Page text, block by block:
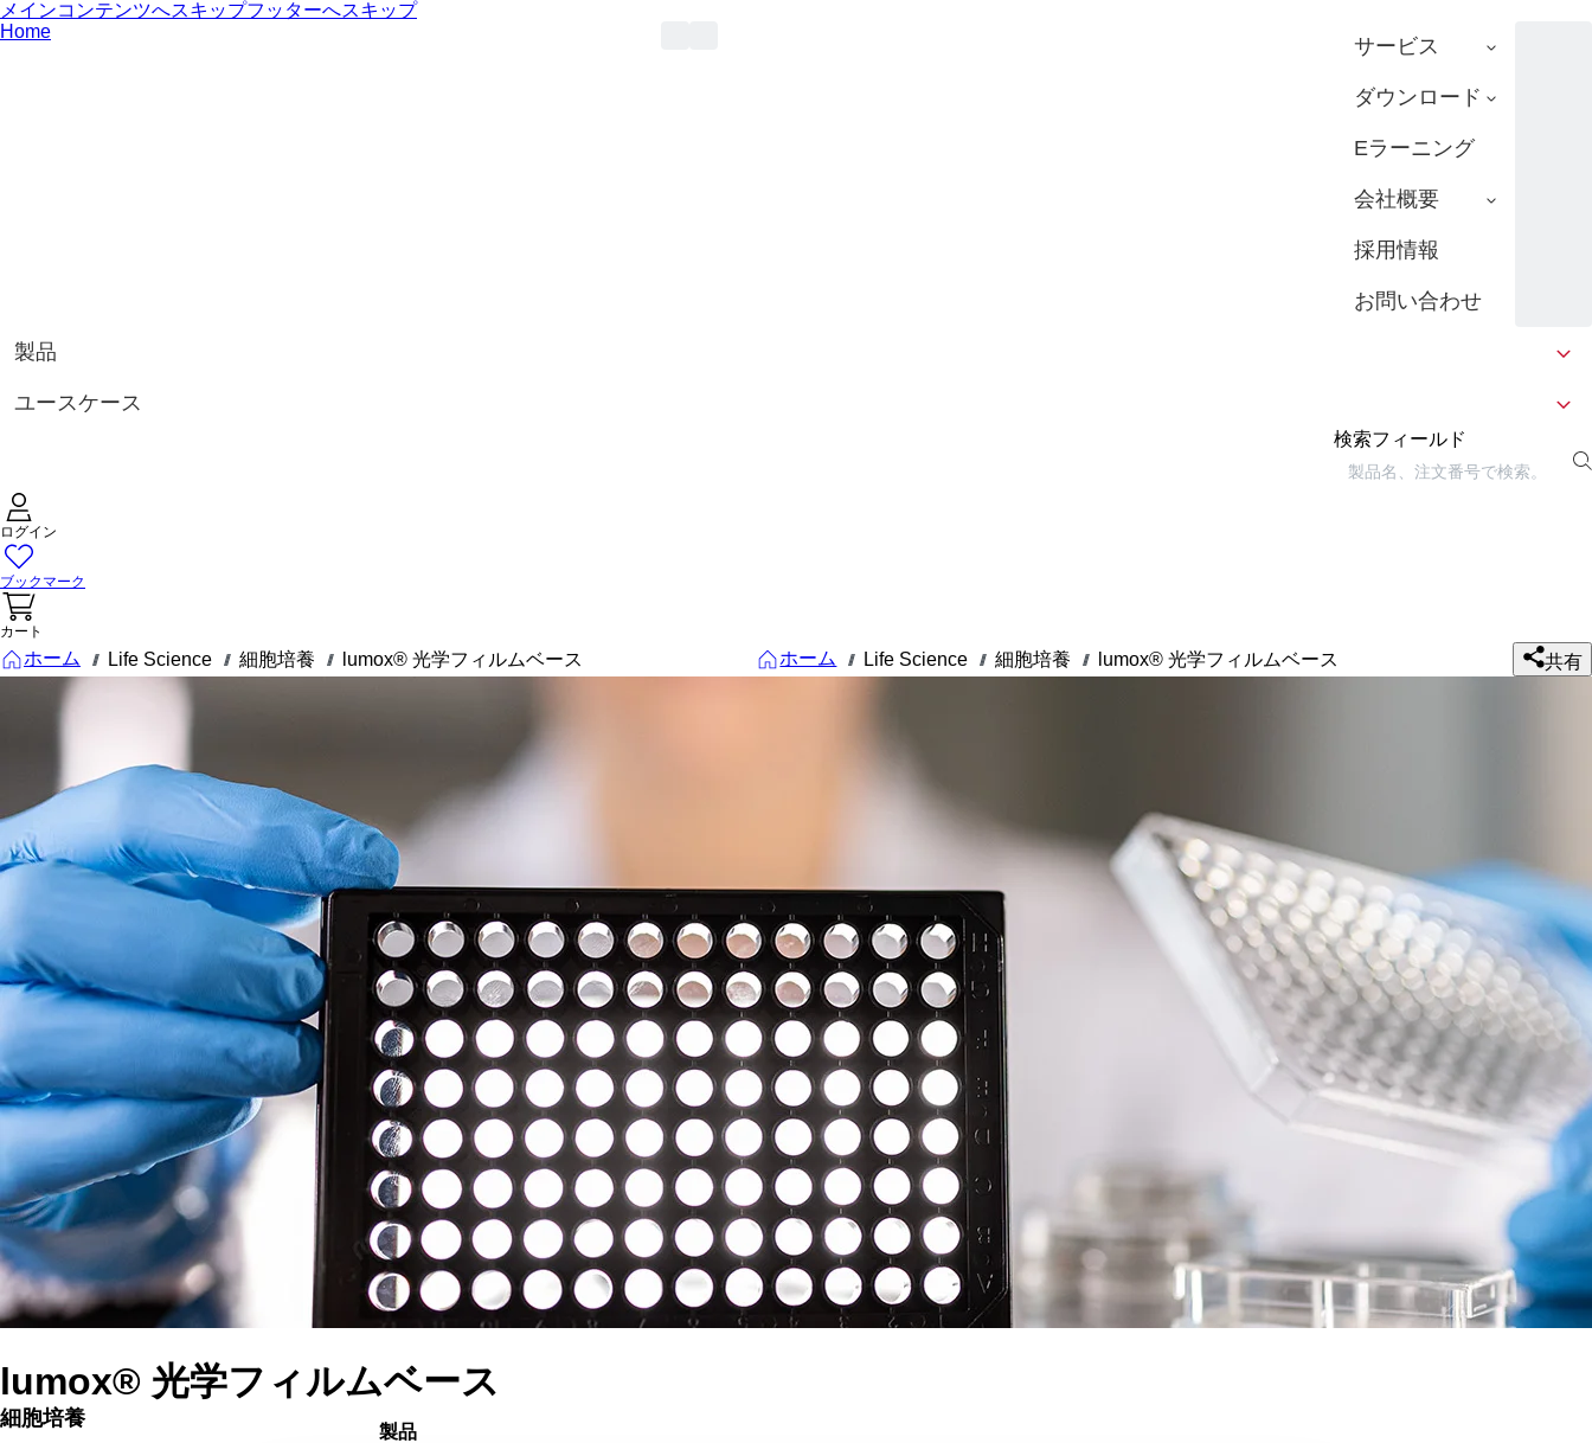
メインコンテンツへスキップフッターへスキップ
Home
サービス
ダウンロード
Eラーニング
会社概要
採用情報
お問い合わせ
製品
ユースケース
検索フィールド
ログイン
ブックマーク
カート
ホーム /// Life Science /// 細胞培養 /// lumox® 光学フィルムベース ホーム /// Life Science /// 細胞培養 /// lumox® 光学フィルムベース 共有
lumox® 光学フィルムベース
細胞培養
製品